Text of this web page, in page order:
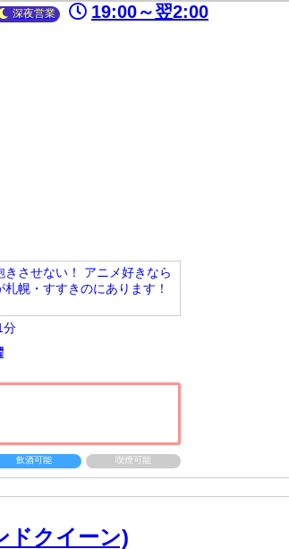
深夜営業 19:00～翌2:00
させない！ アニメ好きなら
幌・すすきのにあります！
分
飲酒可能 喫煙可能
ドクイーン)